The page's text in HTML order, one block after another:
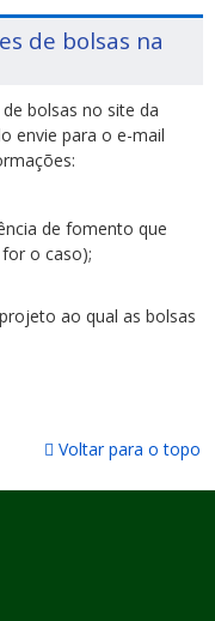
de bolsas na
bolsas no site da
envie para o e-mail
de fomento que
o caso);
ao qual as bolsas
Voltar para o topo